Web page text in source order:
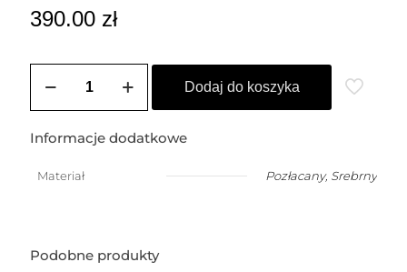
390.00 zł
Choker
pancerka
Dodaj do koszyka
Informacje dodatkowe
Materiał Pozłacany, Srebrny
Podobne produkty